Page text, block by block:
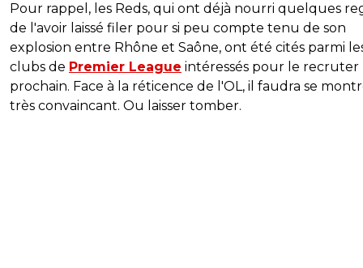
Pour rappel, les Reds, qui ont déjà nourri quelques
de l'avoir laissé filer pour si peu compte tenu de son
explosion entre Rhône et Saône, ont été cités parmi
clubs de Premier League intéressés pour le recruter
prochain. Face à la réticence de l'OL, il faudra se
très convaincant. Ou laisser tomber.